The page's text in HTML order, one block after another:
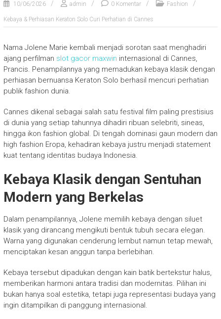
10/06/2026 admin 0 Komentar Fashion
Kebaya & Perhiasan Keraton Solo Curi Perhatian di Cannes
Nama Jolene Marie kembali menjadi sorotan saat menghadiri
ajang perfilman slot gacor maxwin internasional di Cannes,
Prancis. Penampilannya yang memadukan kebaya klasik dengan
perhiasan bernuansa Keraton Solo berhasil mencuri perhatian
publik fashion dunia.
Cannes dikenal sebagai salah satu festival film paling prestisius
di dunia yang setiap tahunnya dihadiri ribuan selebriti, sineas,
hingga ikon fashion global. Di tengah dominasi gaun modern dan
high fashion Eropa, kehadiran kebaya justru menjadi statement
kuat tentang identitas budaya Indonesia.
Kebaya Klasik dengan Sentuhan
Modern yang Berkelas
Dalam penampilannya, Jolene memilih kebaya dengan siluet
klasik yang dirancang mengikuti bentuk tubuh secara elegan.
Warna yang digunakan cenderung lembut namun tetap mewah,
menciptakan kesan anggun tanpa berlebihan.
Kebaya tersebut dipadukan dengan kain batik bertekstur halus,
memberikan harmoni antara tradisi dan modernitas. Pilihan ini
bukan hanya soal estetika, tetapi juga representasi budaya yang
ingin ditampilkan di panggung internasional.